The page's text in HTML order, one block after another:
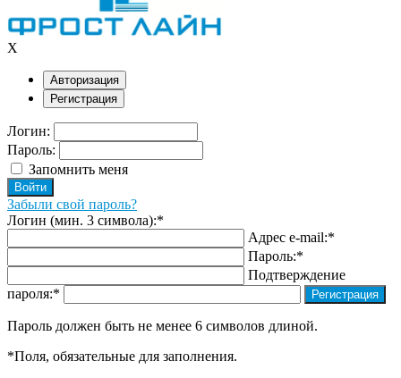
X
Авторизация
Регистрация
Логин:
Пароль:
Запомнить меня
Забыли свой пароль?
Логин (мин. 3 символа):*
Адрес e-mail:*
Пароль:*
Подтверждение
пароля:*
Пароль должен быть не менее 6 символов длиной.
*Поля, обязательные для заполнения.